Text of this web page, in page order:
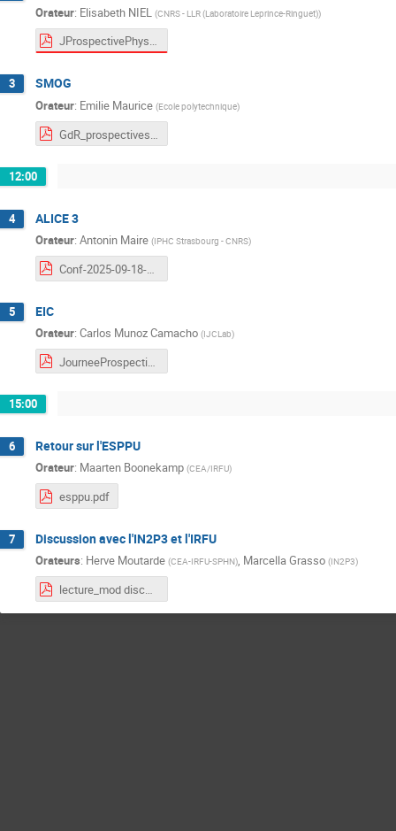
Orateur: Elisabeth NIEL (CNRS - LLR (Laboratoire Leprince-Ringuet))
JProspectivePhysHadr_ENIEL.pdf
3 SMOG
Orateur: Emilie Maurice (Ecole polytechnique)
12:00
4 ALICE 3
Orateur: Antonin Maire (IPHC Strasbourg - CNRS)
Conf-2025-09-18-ALICE3-OT-GdRQCD-Prospectives.pdf
5 EIC
Orateur: Carlos Munoz Camacho (IJCLab)
JourneeProspectives2025.pdf
15:00
6 Retour sur l'ESPPU
Orateur: Maarten Boonekamp (CEA/IRFU)
esppu.pdf
7 Discussion avec l'IN2P3 et l'IRFU
Orateurs: Herve Moutarde (CEA-IRFU-SPHN), Marcella Grasso (IN2P3)
lecture_mod discussion.pdf